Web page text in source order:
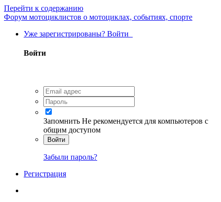
Перейти к содержанию
Форум мотоциклистов о мотоциклах, событиях, спорте
Уже зарегистрированы? Войти
Войти
Запомнить Не рекомендуется для компьютеров с
общим доступом
Войти
Забыли пароль?
Регистрация